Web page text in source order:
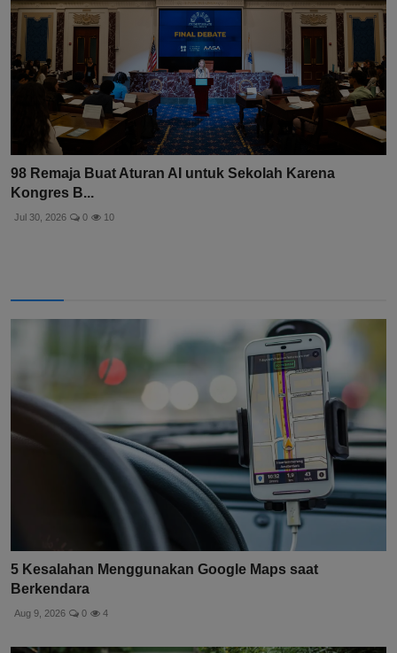
98 Remaja Buat Aturan AI untuk Sekolah Karena
Kongres B...
Jul 30, 2026 0 10
5 Kesalahan Menggunakan Google Maps saat
Berkendara
Aug 9, 2026 0 4